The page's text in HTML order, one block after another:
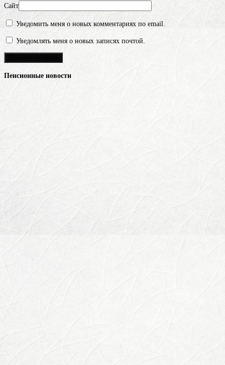
Сайт
Уведомить меня о новых комментариях по email.
Уведомлять меня о новых записях почтой.
Пенсионные новости